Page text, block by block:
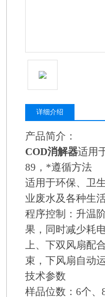
详细介绍
产品简介：
COD消解器适用
89，*遵循方法
适用于环保、卫
业废水及各种生
程序控制：升温
果，同时减少耗
上、下双风扇配
束，下风扇自动
技术参数
样品位数：6个、